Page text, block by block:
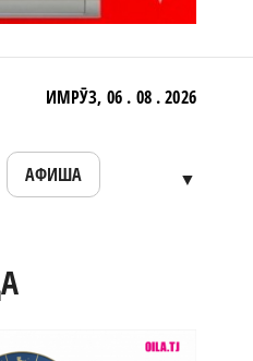
ИМРӮЗ, 06 . 08 . 2026
АФИША ▼